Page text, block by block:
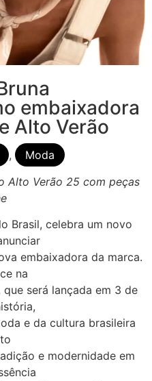
embaixadora
Alto Verão
,
Moda
Alto Verão 25 com peças
Brasil, celebra um novo
embaixadora da marca.
na
será lançada em 3 de
e da cultura brasileira
e modernidade em